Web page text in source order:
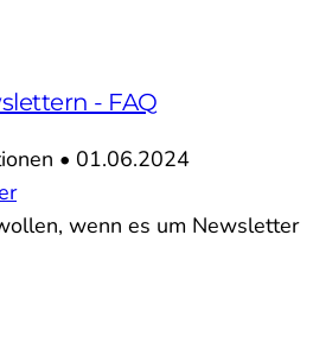
- FAQ
• 01.06.2024
wenn es um Newsletter